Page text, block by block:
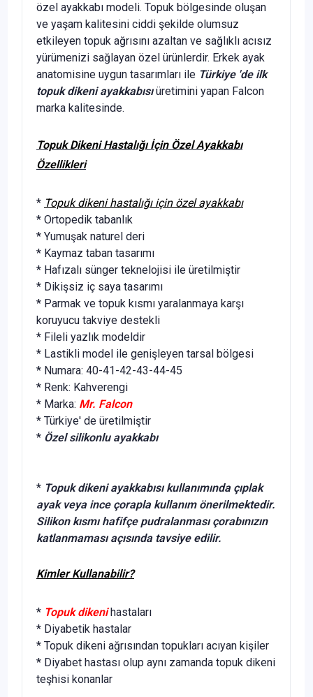
özel ayakkabı modeli. Topuk bölgesinde oluşan
ve yaşam kalitesini ciddi şekilde olumsuz
etkileyen topuk ağrısını azaltan ve sağlıklı acısız
yürümenizi sağlayan özel ürünlerdir. Erkek ayak
anatomisine uygun tasarımları ile Türkiye 'de ilk
topuk dikeni ayakkabısıüretimini yapan Falcon
marka kalitesinde.
Topuk Dikeni Hastalığı İçin Özel Ayakkabı
Özellikleri
* Topuk dikeni hastalığı için özel ayakkabı
* Ortopedik tabanlık
* Yumuşak naturel deri
* Kaymaz taban tasarımı
* Hafızalı sünger teknelojisi ile üretilmiştir
* Dikişsiz iç saya tasarımı
* Parmak ve topuk kısmı yaralanmaya karşı
koruyucu takviye destekli
* Fileli yazlık modeldir
* Lastikli model ile genişleyen tarsal bölgesi
* Numara: 40-41-42-43-44-45
* Renk: Kahverengi
* Marka: Mr. Falcon
* Türkiye' de üretilmiştir
* Özel silikonlu ayakkabı
* Topuk dikeni ayakkabısı kullanımında çıplak
ayak veya ince çorapla kullanım önerilmektedir.
Silikon kısmı hafifçe pudralanması çorabınızın
katlanmaması açısında tavsiye edilir.
Kimler Kullanabilir?
* Topuk dikenihastaları
* Diyabetik hastalar
* Topuk dikeni ağrısından topukları acıyan kişiler
* Diyabet hastası olup aynı zamanda topuk dikeni
teşhisi konanlar